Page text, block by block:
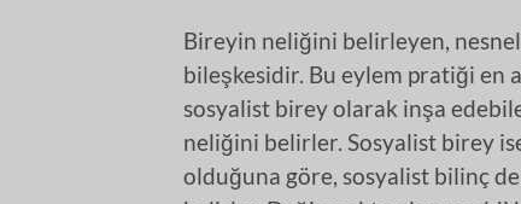
Bireyin neliğini belirleyen,
bileşkesidir. Bu eylem pratiği en
sosyalist birey olarak inşa
neliğini belirler. Sosyalist birey
olduğuna göre, sosyalist bilinç